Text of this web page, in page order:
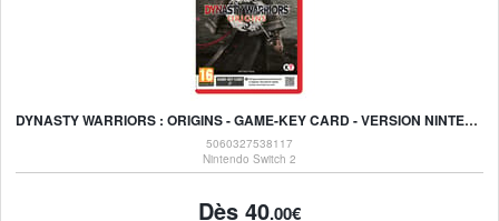
DYNASTY WARRIORS : ORIGINS - GAME-KEY CARD - VERSION NINTENDO SWITCH 2
5060327538117
Nintendo Switch 2
Dès 40.00€